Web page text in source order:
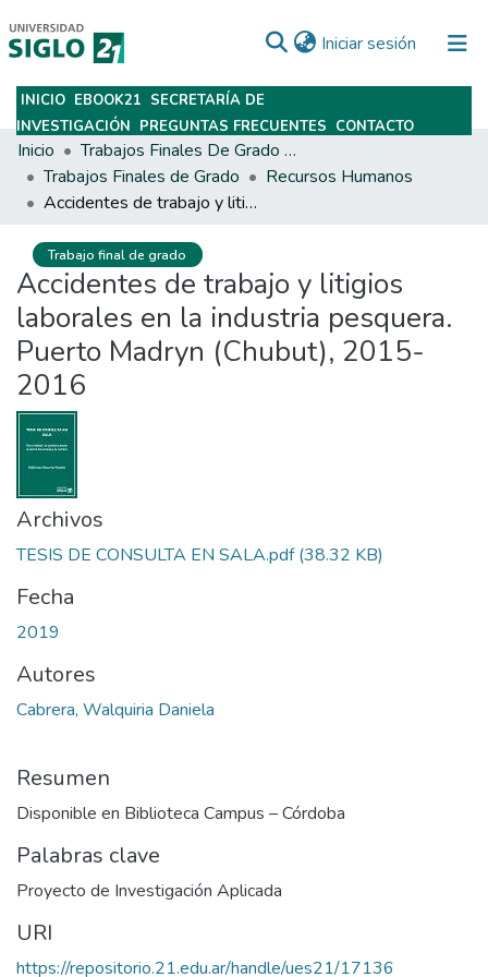
Iniciar sesión (current)
Subir
INICIO EBOOK21 SECRETARÍA DE
INVESTIGACIÓN PREGUNTAS FRECUENTES CONTACTO
Inicio
Trabajos Finales De Grado Y Posgrado
Trabajos Finales de Grado
Recursos Humanos
Accidentes de trabajo y litigios laborales en la industria pesquera. Puerto Madryn (Chubut), 2015-2016
Trabajo final de grado
Accidentes de trabajo y litigios
laborales en la industria pesquera.
Puerto Madryn (Chubut), 2015-
2016
Archivos
TESIS DE CONSULTA EN SALA.pdf(38.32 KB)
Fecha
2019
Autores
Cabrera, Walquiria Daniela
Resumen
Disponible en Biblioteca Campus – Córdoba
Palabras clave
Proyecto de Investigación Aplicada
URI
https://repositorio.21.edu.ar/handle/ues21/17136